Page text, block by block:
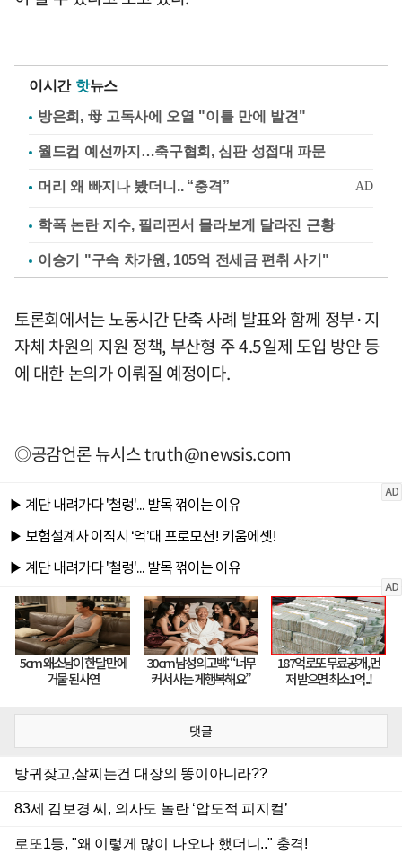
이시간 핫뉴스
방은희, 母 고독사에 오열 "이틀 만에 발견"
월드컵 예선까지…축구협회, 심판 성접대 파문
학폭 논란 지수, 필리핀서 몰라보게 달라진 근황
이승기 "구속 차가원, 105억 전세금 편취 사기"
토론회에서는 노동시간 단축 사례 발표와 함께 정부·지
자체 차원의 지원 정책, 부산형 주 4.5일제 도입 방안 등
에 대한 논의가 이뤄질 예정이다.
◎공감언론 뉴시스truth@newsis.com
댓글